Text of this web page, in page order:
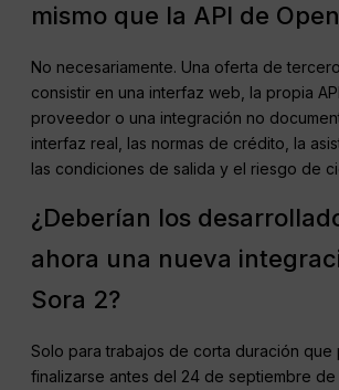
mismo que la API de
No necesariamente. Una oferta de
consistir en una interfaz web, la propia
proveedor o una integración no
interfaz real, las normas de crédito, la
las condiciones de salida y el riesgo de
¿Deberían los
ahora una nueva
Sora 2?
Solo para trabajos de corta duración que
finalizarse antes del 24 de septiembre de